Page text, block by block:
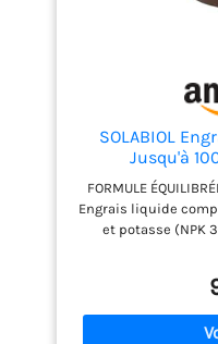
SOLABIOL
Jusqu'à
FORMULE
Engrais liquide
et potasse (NPK
feuillage éclatant.
plantes
STIMULE LA
formule nutritive